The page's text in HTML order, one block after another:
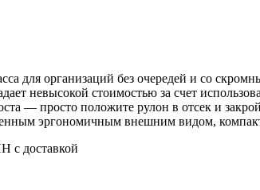
для организаций без очередей и со
невысокой стоимостью за счет
— просто положите рулон в отсек и
эргономичным внешним видом,
доставкой